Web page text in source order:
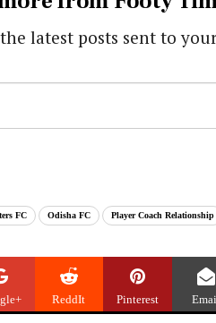
latest posts sent to
FC Odisha FC Player Coach Relationship
ReddIt Pinterest